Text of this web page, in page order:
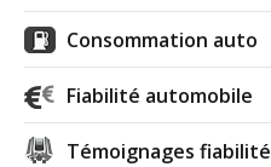
Consommation auto
Fiabilité automobile
Témoignages fiabilité